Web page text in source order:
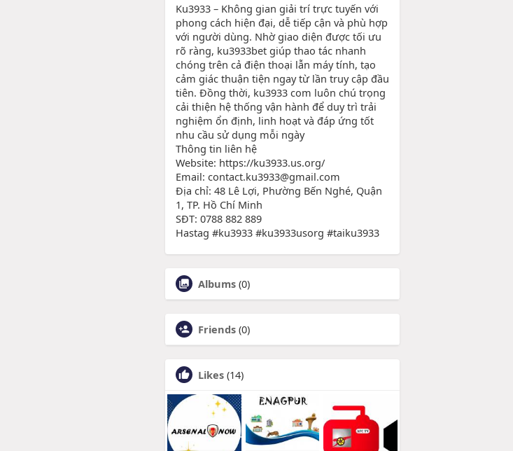
Ku3933 – Không gian giải trí trực tuyến với
phong cách hiện đại, dễ tiếp cận và phù hợp
với người dùng. Nhờ giao diện được tối ưu
rõ ràng, ku3933bet giúp thao tác nhanh
chóng trên cả điện thoại lẫn máy tính, tạo
cảm giác thuận tiện ngay từ lần truy cập đầu
tiên. Đồng thời, ku3933 com luôn chú trọng
cải thiện hệ thống vận hành để duy trì trải
nghiệm ổn định, linh hoạt và đáp ứng tốt
nhu cầu sử dụng mỗi ngày
Thông tin liên hệ
Website: https://ku3933.us.org/
Email: contact.ku3933@gmail.com
Địa chỉ: 48 Lê Lợi, Phường Bến Nghé, Quận
1, TP. Hồ Chí Minh
SĐT: 0788 882 889
Hastag #ku3933 #ku3933usorg #taiku3933
Albums (0)
Friends (0)
Likes (14)